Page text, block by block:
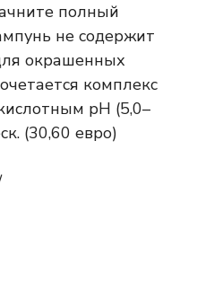
полный
не содержит
окрашенных
комплекс
pH (5,0–
(30,60 евро)